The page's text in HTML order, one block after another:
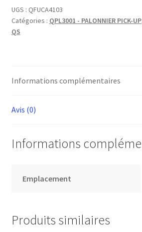
TUBE
CARBONE
13X16
UGS : QFUCA4103
Catégories : QPL3001 - PALONNIER PICK-UP
QS
Informations complémentaires
Avis (0)
Informations
Emplacement
Produits similaires